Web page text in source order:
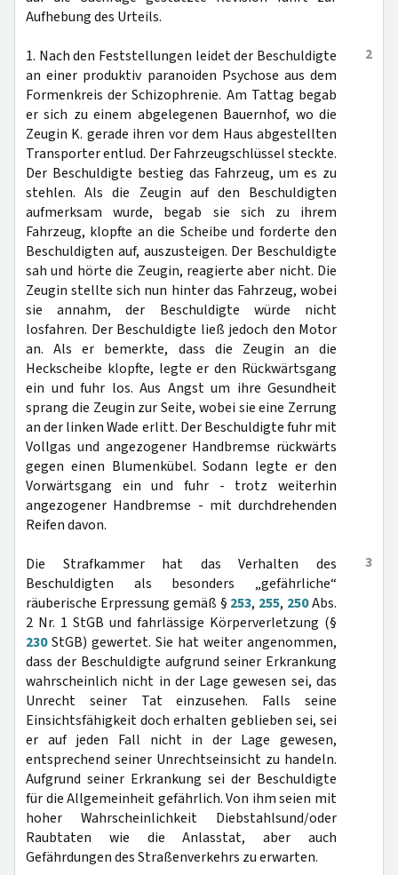
Aufhebung des Urteils.
2
1. Nach den Feststellungen leidet der Beschuldigte
an einer produktiv paranoiden Psychose aus dem
Formenkreis der Schizophrenie. Am Tattag begab
er sich zu einem abgelegenen Bauernhof, wo die
Zeugin K. gerade ihren vor dem Haus abgestellten
Transporter entlud. Der Fahrzeugschlüssel steckte.
Der Beschuldigte bestieg das Fahrzeug, um es zu
stehlen. Als die Zeugin auf den Beschuldigten
aufmerksam wurde, begab sie sich zu ihrem
Fahrzeug, klopfte an die Scheibe und forderte den
Beschuldigten auf, auszusteigen. Der Beschuldigte
sah und hörte die Zeugin, reagierte aber nicht. Die
Zeugin stellte sich nun hinter das Fahrzeug, wobei
sie annahm, der Beschuldigte würde nicht
losfahren. Der Beschuldigte ließ jedoch den Motor
an. Als er bemerkte, dass die Zeugin an die
Heckscheibe klopfte, legte er den Rückwärtsgang
ein und fuhr los. Aus Angst um ihre Gesundheit
sprang die Zeugin zur Seite, wobei sie eine Zerrung
an der linken Wade erlitt. Der Beschuldigte fuhr mit
Vollgas und angezogener Handbremse rückwärts
gegen einen Blumenkübel. Sodann legte er den
Vorwärtsgang ein und fuhr - trotz weiterhin
angezogener Handbremse - mit durchdrehenden
Reifen davon.
3
Die Strafkammer hat das Verhalten des
Beschuldigten als besonders „gefährliche“
räuberische Erpressung gemäß § 253, 255, 250Abs.
2 Nr. 1 StGB und fahrlässige Körperverletzung (§
230StGB) gewertet. Sie hat weiter angenommen,
dass der Beschuldigte aufgrund seiner Erkrankung
wahrscheinlich nicht in der Lage gewesen sei, das
Unrecht seiner Tat einzusehen. Falls seine
Einsichtsfähigkeit doch erhalten geblieben sei, sei
er auf jeden Fall nicht in der Lage gewesen,
entsprechend seiner Unrechtseinsicht zu handeln.
Aufgrund seiner Erkrankung sei der Beschuldigte
für die Allgemeinheit gefährlich. Von ihm seien mit
hoher Wahrscheinlichkeit Diebstahlsund/oder
Raubtaten wie die Anlasstat, aber auch
Gefährdungen des Straßenverkehrs zu erwarten.